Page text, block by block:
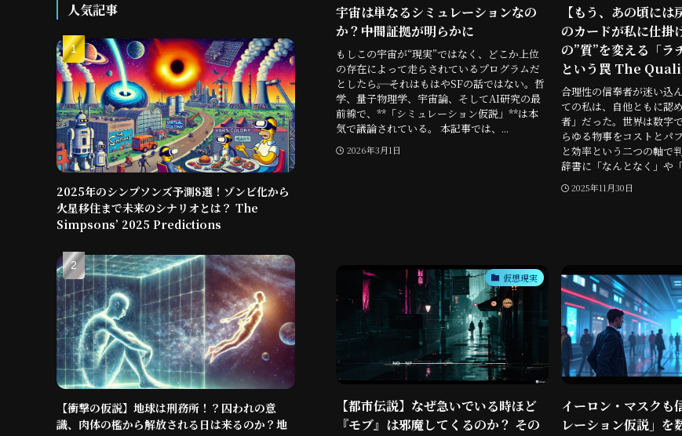
宇宙は単なるシミュレーションなの
か？――中間証拠が明らかに
もしこの宇宙が“現実”ではなく、どこか上位
の存在によって走らされているプログラムだ
としたら――。 それはもはやSFの話ではない。哲
学、量子物理学、宇宙論、そしてAI研究の最
前線で、**「シミュレーション仮説」**は本
気で議論されている。 本記事では、...
2026年3月1日
【もう、あの頃に
のカードが私に仕掛
の”質”を変える「ラ
という罠 The
合理性の信奉者が迷い込
ての私は、自他ともに認
者」だった。世界は数字
らゆる物事をコストとパ
と効率という二つの軸で
辞書に「なんとなく」や
2025年11月30日
仮想現実
【都市伝説】なぜ急いでいる時ほど
『モブ』は邪魔してくるのか？ その
イーロン・マスクも
レーション仮説」を
人気記事
2025年のシンプソンズ予測8選！ゾンビ化から
火星移住まで未来のシナリオとは？ The
Simpsons’ 2025 Predictions
【衝撃の仮説】地球は刑務所！？囚われの意
識、肉体の檻から解放される日は来るのか？地